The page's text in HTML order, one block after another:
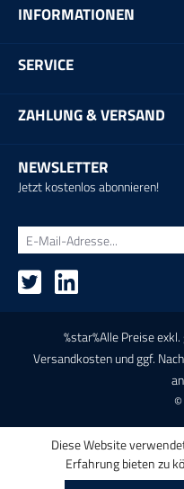
INFORMATIONEN
SERVICE
ZAHLUNG & VERSAND
NEWSLETTER
Jetzt kostenlos abonnieren!
%star%Alle Preise
Versandkostenund ggf.
Diese Website
Erfahrung bieten zu